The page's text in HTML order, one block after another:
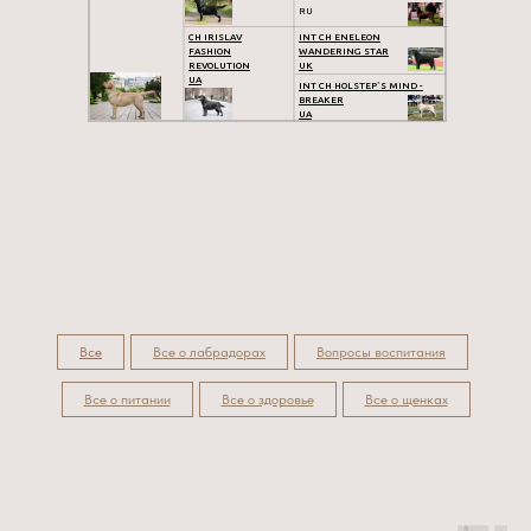
CH IRISLAV
FASHION
REVOLUTION
UA
RU
INT CH ENELEON
WANDERING STAR
UK
INT CH HOLSTEP`S MIND -
BREAKER
UA
Все Все о лабрадорах Вопросы воспитания
Все о питании Все о здоровье Все о щенках